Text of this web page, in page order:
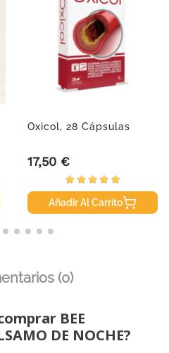
Oxicol, 28 Cápsulas
Precio
17,50 €
Añadir Al Carrito
(0)
BEE
DE NOCHE?